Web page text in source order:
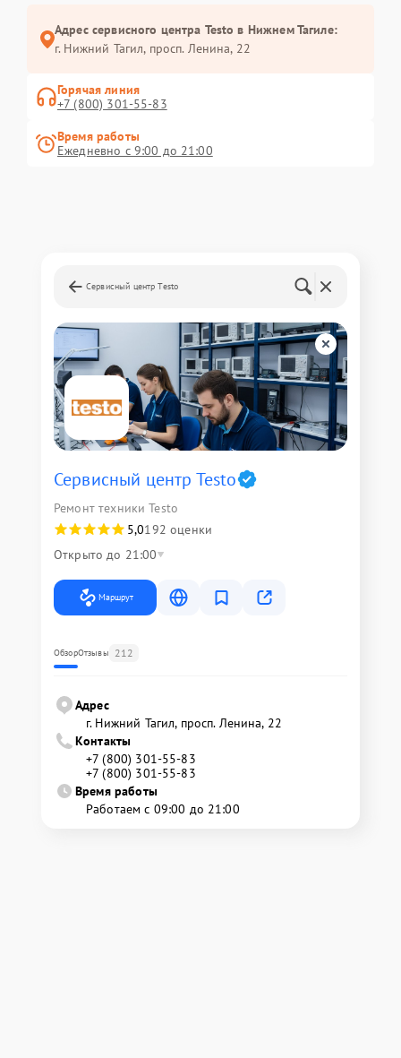
Адрес сервисного центра Testo в Нижнем Тагиле:
г. Нижний Тагил, просп. Ленина, 22
Горячая линия
+7 (800) 301-55-83
Время работы
Ежедневно с 9:00 до 21:00
Сервисный центр Testo
Сервисный центр Testo
Ремонт техники Testo
5,0192 оценки
Открыто до 21:00
Маршрут
ОбзорОтзывы 212
Адрес
г. Нижний Тагил, просп. Ленина, 22
Контакты
+7 (800) 301-55-83
+7 (800) 301-55-83
Время работы
Работаем с 09:00 до 21:00